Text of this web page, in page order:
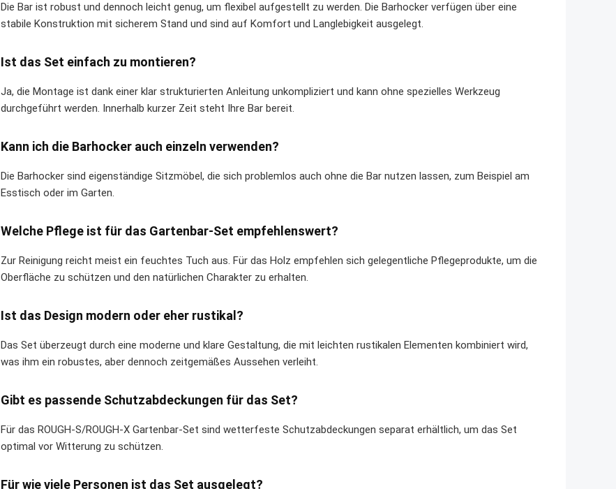
Die Bar ist robust und dennoch leicht genug, um flexibel aufgestellt zu werden. Die Barhocker verfügen über eine
stabile Konstruktion mit sicherem Stand und sind auf Komfort und Langlebigkeit ausgelegt.
Ist das Set einfach zu montieren?
Ja, die Montage ist dank einer klar strukturierten Anleitung unkompliziert und kann ohne spezielles Werkzeug
durchgeführt werden. Innerhalb kurzer Zeit steht Ihre Bar bereit.
Kann ich die Barhocker auch einzeln verwenden?
Die Barhocker sind eigenständige Sitzmöbel, die sich problemlos auch ohne die Bar nutzen lassen, zum Beispiel am
Esstisch oder im Garten.
Welche Pflege ist für das Gartenbar-Set empfehlenswert?
Zur Reinigung reicht meist ein feuchtes Tuch aus. Für das Holz empfehlen sich gelegentliche Pflegeprodukte, um die
Oberfläche zu schützen und den natürlichen Charakter zu erhalten.
Ist das Design modern oder eher rustikal?
Das Set überzeugt durch eine moderne und klare Gestaltung, die mit leichten rustikalen Elementen kombiniert wird,
was ihm ein robustes, aber dennoch zeitgemäßes Aussehen verleiht.
Gibt es passende Schutzabdeckungen für das Set?
Für das ROUGH-S/ROUGH-X Gartenbar-Set sind wetterfeste Schutzabdeckungen separat erhältlich, um das Set
optimal vor Witterung zu schützen.
Für wie viele Personen ist das Set ausgelegt?